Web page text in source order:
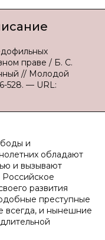
праве / Б. С.
// Молодой
528. — URL:
и
обладают
и вызывают
развития
преступные
всегда, и нынешние